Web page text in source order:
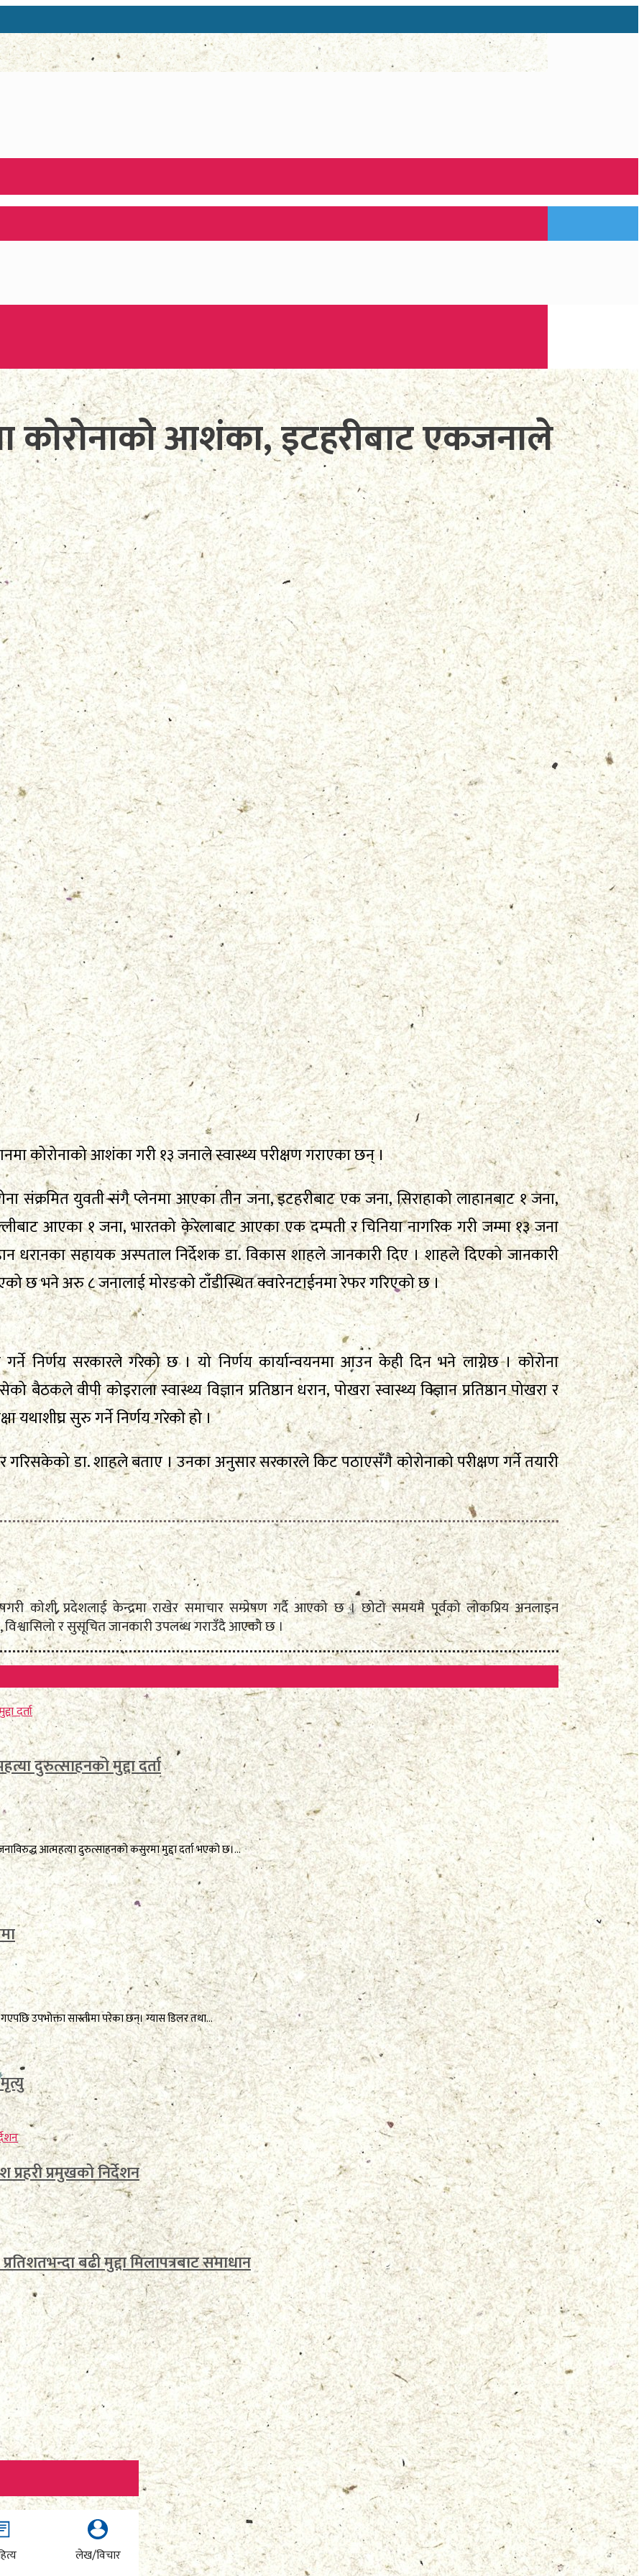
कोरोनाको आशंका, इटहरीबाट एकजनाले
कोरोनाको आशंका गरी १३ जनाले स्वास्थ्य परीक्षण गराएका छन् ।
संक्रमित युवती संगै प्लेनमा आएका तीन जना, इटहरीबाट एक जना, सिराहाको लाहानबाट १ जना,
आएका १ जना, भारतको केरेलाबाट आएका एक दम्पती र चिनिया नागरिक गरी जम्मा १३ जना
धरानका सहायक अस्पताल निर्देशक डा. विकास शाहले जानकारी दिए । शाहले दिएको जानकारी
छ भने अरु ८ जनालाई मोरङको टाँडीस्थित क्वारेनटाईनमा रेफर गरिएको छ ।
निर्णय सरकारले गरेको छ । यो निर्णय कार्यान्वयनमा आउन केही दिन भने लाग्नेछ । कोरोना
वीपी कोइराला स्वास्थ्य विज्ञान प्रतिष्ठान धरान, पोखरा स्वास्थ्य विज्ञान प्रतिष्ठान पोखरा र
यथाशीघ्र सुरु गर्ने निर्णय गरेको हो ।
गरिसकेको डा. शाहले बताए । उनका अनुसार सरकारले किट पठाएसँगै कोरोनाको परीक्षण गर्ने तयारी
कोशी प्रदेशलाई केन्द्रमा राखेर समाचार सम्प्रेषण गर्दै आएको छ । छोटो समयमै पूर्वको लोकप्रिय अनलाइन
र सुसूचित जानकारी उपलब्ध गराउँदै आएको छ ।
दुरुत्साहनको मुद्दा दर्ता
आत्महत्या दुरुत्साहनको कसुरमा मुद्दा दर्ता भएको छ।...
उपभोक्ता सास्तीमा परेका छन्। ग्यास डिलर तथा...
प्रहरी प्रमुखको निर्देशन
बढी मुद्दा मिलापत्रबाट समाधान
लेख/विचार